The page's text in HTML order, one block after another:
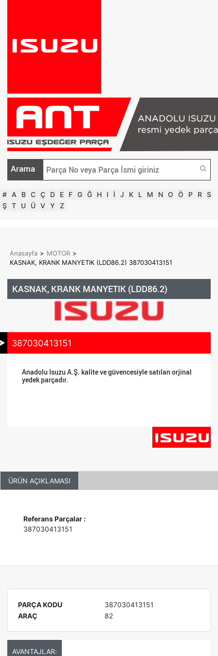
Arama
# A B C Ç D E F G Ğ H I İ J K L M N O Ö P R S
Ş T U Ü V Y Z
Anasayfa > MOTOR >
KASNAK, KRANK MANYETIK (LDD86.2) 387030413151
KASNAK, KRANK MANYETIK (LDD86.2)
387030413151
Anadolu Isuzu A.Ş. kalite ve güvencesiyle satılan orjinal
yedek parçadır.
ÜRÜN AÇIKLAMASI
Referans Parçalar :
387030413151
PARÇA KODU
387030413151
ARAÇ
82
AVANTAJLAR: